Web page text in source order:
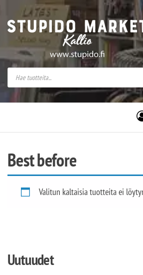
Stupido Market – verkossa
Stupido
Best before
Valitun kaltaisia tuotteita ei
Uutuudet